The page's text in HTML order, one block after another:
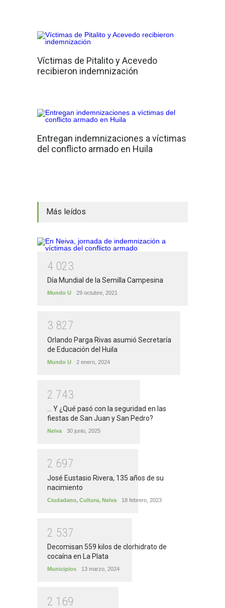
Víctimas de Pitalito y Acevedo
recibieron indemnización
Entregan indemnizaciones a víctimas
del conflicto armado en Huila
Más leídos
4 023
Día Mundial de la Semilla Campesina
Mundo U 29 octubre, 2021
3 827
Orlando Parga Rivas asumió Secretaría
de Educación del Huila
Mundo U 2 enero, 2024
2 743
... Y ¿Qué pasó con la seguridad en las
fiestas de San Juan y San Pedro?
Neiva 30 junio, 2025
2 697
José Eustasio Rivera, 135 años de su
nacimiento
Ciudadano, Cultura, Neiva 18 febrero, 2023
2 537
Decomisan 559 kilos de clorhidrato de
cocaína en La Plata
Municipios 13 marzo, 2024
2 1 69